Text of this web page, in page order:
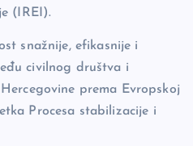
(IREI).
snažnije, efikasnije i
civilnog društva i
prema Evropskoj
Procesa stabilizacije i